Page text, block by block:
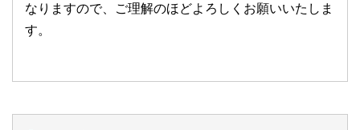
なりますので、ご理解のほどよろしくお願いいたしま
す。